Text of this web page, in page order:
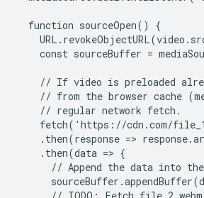
  function sourceOpen() {
const sourceBuffer =
// If video is preloaded
// from the browser cache
    // regular network fetch.
fetch('https://cdn.com/
.then(response =>
    .then(data => {
// Append the data into